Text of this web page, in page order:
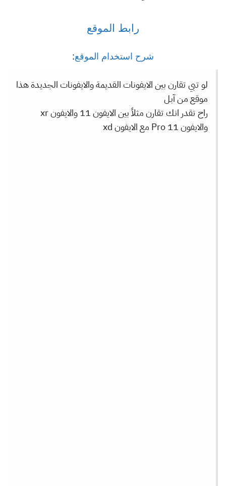
رابط الموقع
شرح استخدام الموقع:
لو تبي تقارن بين الايفونات القديمة والايفونات الجديدة هذا
موقع من آبل
راح تقدر انك تقارن مثلاً بين الايفون 11 والايفون xr
والايفون 11 Pro مع الايفون xd